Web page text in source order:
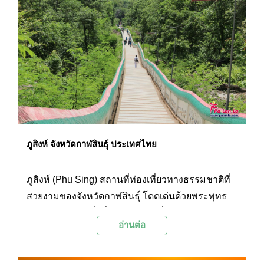
ภูสิงห์ จังหวัดกาฬสินธุ์ ประเทศไทย
ภูสิงห์ (Phu Sing) สถานที่ท่องเที่ยวทางธรรมชาติที่
สวยงามของจังหวัดกาฬสินธุ์ โดดเด่นด้วยพระพุทธ
และทะเลหมอกแสนสวยงามในยามเช้าและในเวลา
อ่านต่อ